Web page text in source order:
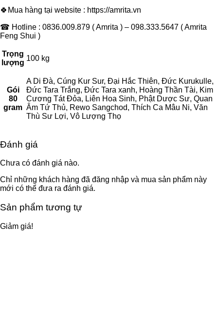
🍀Mua hàng tại website : https://amrita.vn
☎ Hotline : 0836.009.879 ( Amrita ) – 098.333.5647 ( Amrita
Feng Shui )
Trọng
lượng
100 kg
Gói
80
gram
A Di Đà, Cúng Kur Sur, Đại Hắc Thiên, Đức Kurukulle,
Đức Tara Trắng, Đức Tara xanh, Hoàng Thần Tài, Kim
Cương Tát Đỏa, Liên Hoa Sinh, Phật Dược Sư, Quan
Âm Tứ Thủ, Rewo Sangchod, Thích Ca Mâu Ni, Văn
Thù Sư Lợi, Vô Lượng Thọ
Đánh giá
Chưa có đánh giá nào.
Chỉ những khách hàng đã đăng nhập và mua sản phẩm này
mới có thể đưa ra đánh giá.
Sản phẩm tương tự
Giảm giá!